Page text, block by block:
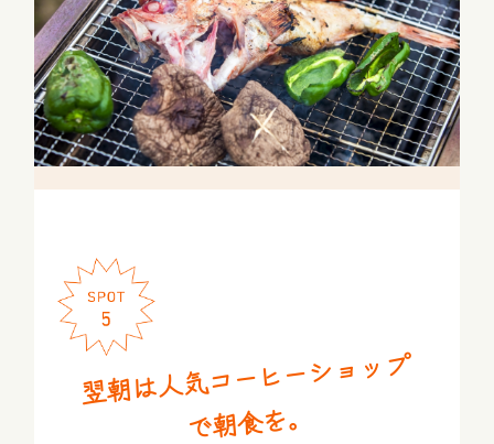
翌朝は人気コーヒーショップ
で朝食を。